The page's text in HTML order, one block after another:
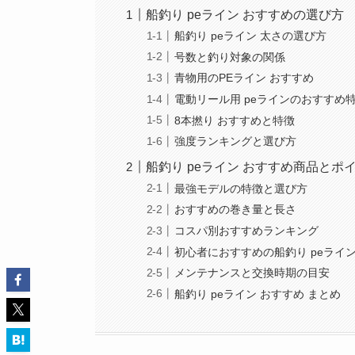
船釣り peライン おすすめの選び方
船釣り peライン 太さの選び方
号数と釣り対象の関係
青物用のPEライン おすすめ
電動リール用 peラインのおすすめ
8本撚り おすすめと特徴
強度ランキングと選び方
船釣り peライン おすすめ商品とポ
最強モデルの特徴と選び方
おすすめの巻き量と長さ
コスパ別おすすめランキング
初心者におすすめの船釣り peライン
メンテナンスと交換時期の目安
船釣り peライン おすすめ まとめ